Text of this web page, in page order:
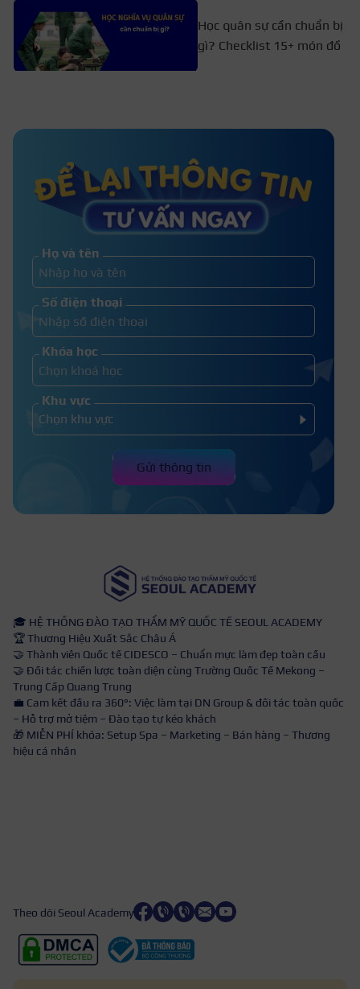
Học quân sự cần chuẩn bị
gì? Checklist 15+ món đồ
Muốn làm giảng viên đại học thì
học ngành gì? Điều kiện
nào để có cơ hội việc làm tốt?
Họ và tên
Số điện thoại
Khóa học
Khu vực
Gửi thông tin
🎓 HỆ THỐNG ĐÀO TẠO THẨM MỸ QUỐC TẾ SEOUL ACADEMY
🏆 Thương Hiệu Xuất Sắc Châu Á
🤝 Thành viên Quốc tế CIDESCO – Chuẩn mực làm đẹp toàn cầu
🤝 Đối tác chiến lược toàn diện cùng Trường Quốc Tế Mekong –
Trung Cấp Quang Trung
💼 Cam kết đầu ra 360°: Việc làm tại DN Group & đối tác toàn quốc
– Hỗ trợ mở tiệm – Đào tạo tự kéo khách
🎁 MIỄN PHÍ khóa: Setup Spa – Marketing – Bán hàng – Thương
hiệu cá nhân
Theo dõi Seoul Academy